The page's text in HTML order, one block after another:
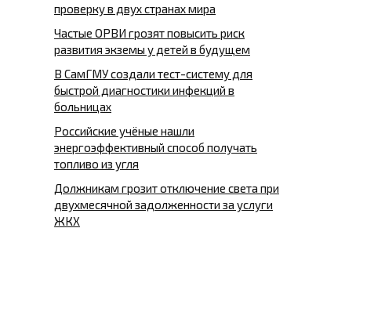
проверку в двух странах мира
Частые ОРВИ грозят повысить риск
развития экземы у детей в будущем
В СамГМУ создали тест-систему для
быстрой диагностики инфекций в
больницах
Российские учёные нашли
энергоэффективный способ получать
топливо из угля
Должникам грозит отключение света при
двухмесячной задолженности за услуги
ЖКХ